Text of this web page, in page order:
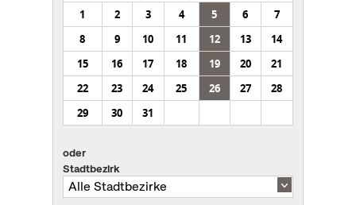
1
2 3 4 5 6
7
8
9 10 11 12 13
14
15
16 17 18 19 20
21
22
23 24 25 26 27
28
29
30 31
oder
Stadtbezirk